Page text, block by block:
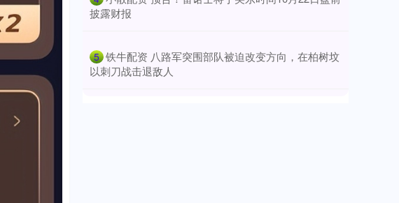
披露财报
5 ​铁牛配资 八路军突围部队被迫改变方向，在柏树坟
以刺刀战击退敌人